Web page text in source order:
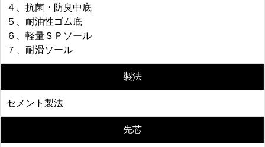
４、抗菌・防臭中底
５、耐油性ゴム底
６、軽量ＳＰソール
７、耐滑ソール
製法
セメント製法
先芯